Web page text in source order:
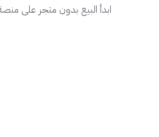
ابدأ البيع بدون متجر على